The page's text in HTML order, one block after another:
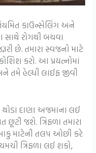
કાઉન્સેલિંગ અને
સાથે રોગથી બચવા
છે. તમારા સ્વજનો માટે
કરો. આ પ્રયત્નોમાં
તમે હેલ્ધી લાઈફ જીવી
દાણા અજમાના લઈ
જશે. ત્રિફળા તમારા
માટેની તલપ ઓછી કરે
ત્રિફળા લઈ શકો,